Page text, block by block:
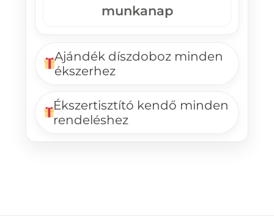
munkanap
Ajándék díszdoboz minden
ékszerhez
Ékszertisztító kendő minden
rendeléshez